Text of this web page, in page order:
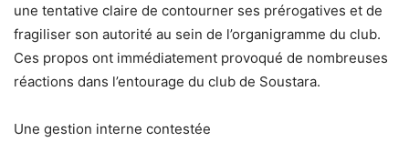
une tentative claire de contourner ses prérogatives et de
fragiliser son autorité au sein de l’organigramme du club.
Ces propos ont immédiatement provoqué de nombreuses
réactions dans l’entourage du club de Soustara.
Une gestion interne contestée